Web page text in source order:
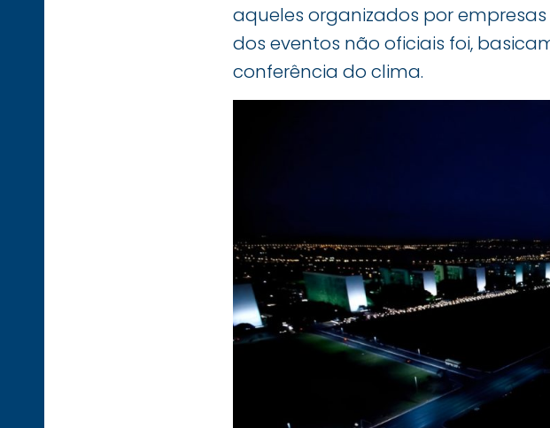
aqueles organizados por
dos eventos não oficiais foi,
conferência do clima.